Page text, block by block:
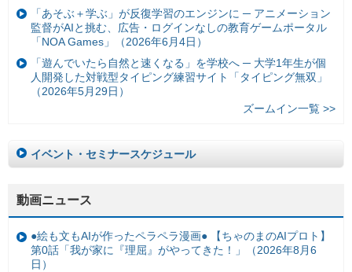
「あそぶ＋学ぶ」が反復学習のエンジンに ─ アニメーション
監督がAIと挑む、広告・ログインなしの教育ゲームポータル
「NOA Games」（2026年6月4日）
「遊んでいたら自然と速くなる」を学校へ ─ 大学1年生が個
人開発した対戦型タイピング練習サイト「タイピング無双」
（2026年5月29日）
ズームイン一覧 >>
イベント・セミナースケジュール
動画ニュース
●絵も文もAIが作ったペラペラ漫画● 【ちゃのまのAIプロト】
第0話「我が家に『理屈』がやってきた！」（2026年8月6
日）